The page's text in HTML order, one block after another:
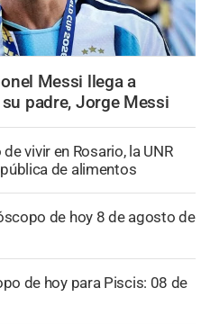
Messi llega a
padre, Jorge Messi
vivir en Rosario, la UNR
de alimentos
de hoy 8 de agosto de
de hoy para Piscis: 08 de